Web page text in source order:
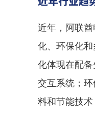
近年，阿联
化、环保化
化体现在配
交互系统；
料和节能技